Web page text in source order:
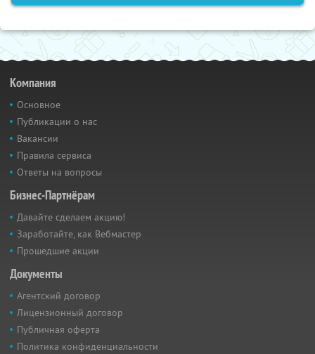
Компания
Основное
Публикации о нас
Вакансии
Правила сервиса
Ответы на вопросы
Бизнес-Партнёрам
Давайте сделаем акцию!
Заработайте, как Вебмастер
Прошедшие акции
Документы
Агентский договор
Лицензионный договор
Публичная оферта
Политика конфиденциальности